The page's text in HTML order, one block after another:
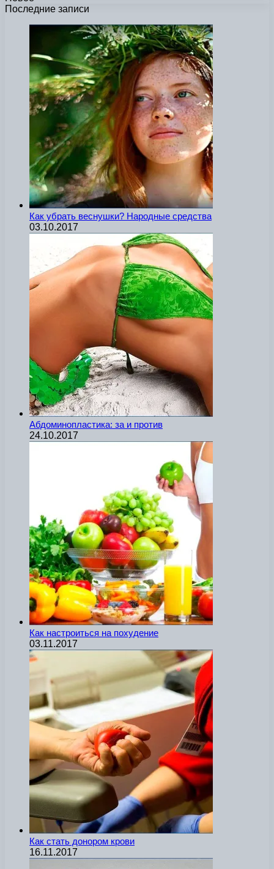
Последние записи
Как убрать веснушки? Народные средства
03.10.2017
Абдоминопластика: за и против
24.10.2017
Как настроиться на похудение
03.11.2017
Как стать донором крови
16.11.2017